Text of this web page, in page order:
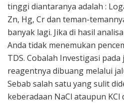
tinggi diantaranya adalah :
Zn, Hg, Cr dan teman-
banyak lagi. Jika di hasil
Anda tidak menemukan
TDS. Cobalah Investigasi
reagentnya dibuang melalui
Sebab salah satu yang sulit
keberadaan NaCl ataupun KCl